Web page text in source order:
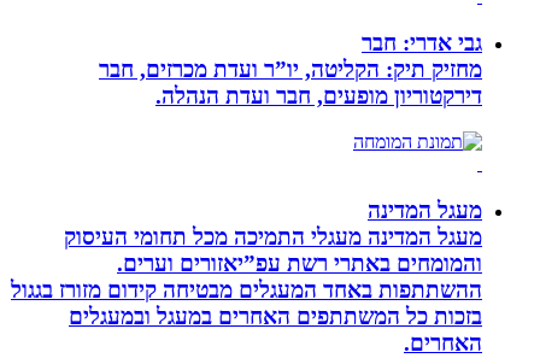
גבי אדרי: חבר
מחזיק תיק: הקליטה, יו”ר ועדת מכרזים, חבר
דירקטוריון מופעים, חבר ועדת הנהלה.
מעגל המדינה
מעגל המדינה מעגלי התמיכה מכל תחומי העיסוק
והמומחים באתרי רשת עפ”יאזורים וערים.
ההשתתפות באחד המעגלים מבטיחה קידום מזורז בגגול
בזכות כל המשתתפים האחרים במעגל ובמעגלים
האחרים.